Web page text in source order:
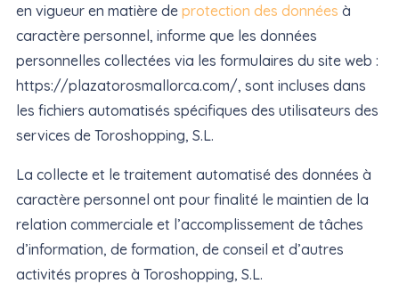
en vigueur en matière de protection des données à
caractère personnel, informe que les données
personnelles collectées via les formulaires du site web :
https://plazatorosmallorca.com/, sont incluses dans
les fichiers automatisés spécifiques des utilisateurs des
services de Toroshopping, S.L.
La collecte et le traitement automatisé des données à
caractère personnel ont pour finalité le maintien de la
relation commerciale et l’accomplissement de tâches
d’information, de formation, de conseil et d’autres
activités propres à Toroshopping, S.L.